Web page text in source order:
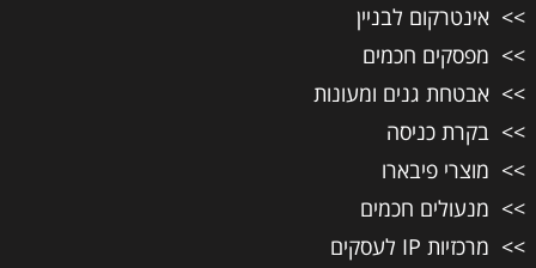
אינטרקום לבניין
מפסקים חכמים
אבטחת גנים ומעונות
בקרת כניסה
מוצרי פיבארו
מנעולים חכמים
מרכזיות IP לעסקים